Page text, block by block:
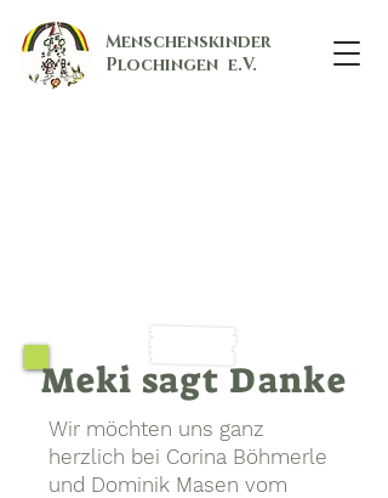
Menschenskinder
Plochingen e.V.
Meki sagt Danke
Wir möchten uns ganz
herzlich bei Corina Böhmerle
und Dominik Masen vom